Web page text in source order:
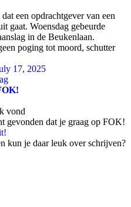
een opdrachtgever van een
gaat. Woensdag gebeurde
in de Beukenlaan.
poging tot moord, schutter
17, 2025
vond
gevonden dat je graag op FOK!
kun je daar leuk over schrijven?